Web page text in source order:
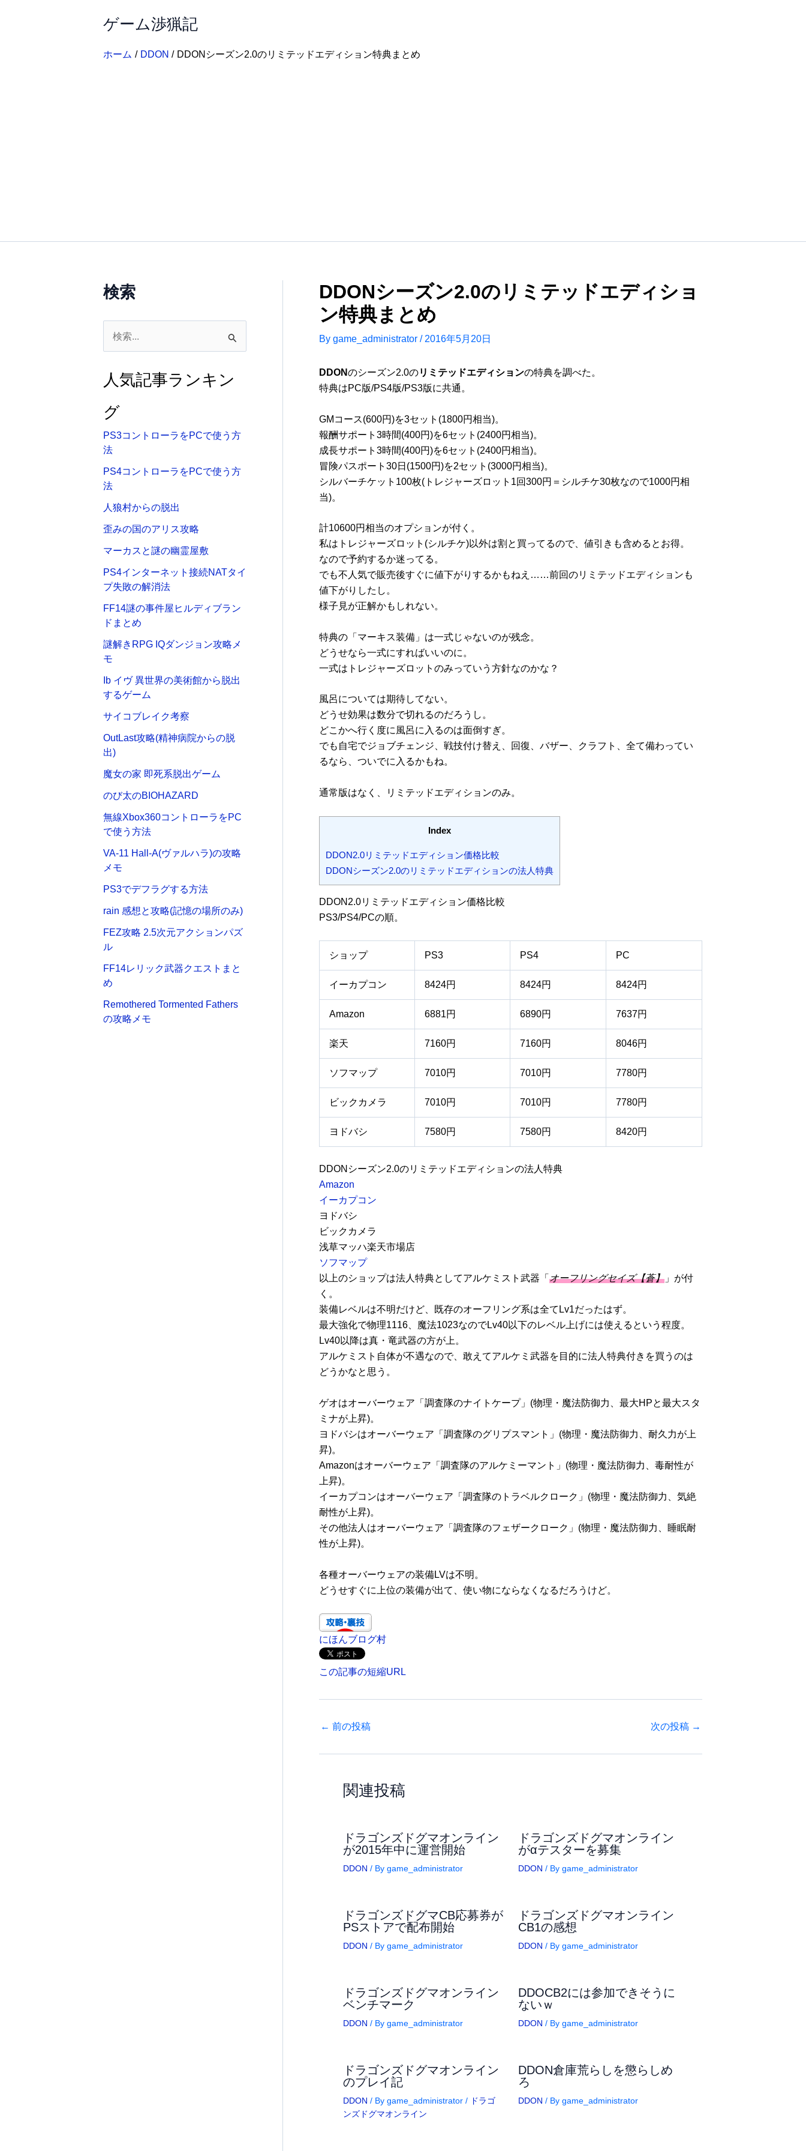
ゲーム渉猟記
ホーム DDON DDONシーズン2.0のリミテッドエディション特典まとめ
検索
象人気記事ランキン
グ
PS3コントローラをPCで使う方
法
PS4コントローラをPCで使う方
法
人狼村からの脱出
歪みの国のアリス攻略
マーカスと謎の幽霊屋敷
PS4インターネット接続NATタイ
プ失敗の解消法
FF14謎の事件屋ヒルディブラン
ドまとめ
謎解きRPG IQダンジョン攻略メ
モ
Ib イヴ 異世界の美術館から脱出
するゲーム
サイコブレイク考察
OutLast攻略(精神病院からの脱
出)
魔女の家 即死系脱出ゲーム
のび太のBIOHAZARD
無線Xbox360コントローラをPC
で使う方法
VA-11 Hall-A(ヴァルハラ)の攻略
メモ
PS3でデフラグする方法
rain 感想と攻略(記憶の場所のみ)
FEZ攻略 2.5次元アクションパズ
ル
FF14レリック武器クエストまと
め
Remothered Tormented Fathers
の攻略メモ
DDONシーズン2.0のリミテッドエディショ
ン特典まとめ
By game_administrator / 2016年5月20日
DDONのシーズン2.0のリミテッドエディションの特典を調べた。
特典はPC版/PS4版/PS3版に共通。
GMコース(600円)を3セット(1800円相当)。
報酬サポート3時間(400円)を6セット(2400円相当)。
成長サポート3時間(400円)を6セット(2400円相当)。
冒険パスポート30日(1500円)を2セット(3000円相当)。
シルバーチケット100枚(トレジャーズロット1回300円＝シルチケ30枚なので1000円相
当)。
計10600円相当のオプションが付く。
私はトレジャーズロット(シルチケ)以外は割と買ってるので、値引きも含めるとお得。
なので予約するか迷ってる。
でも不人気で販売後すぐに値下がりするかもねえ……前回のリミテッドエディションも
値下がりしたし。
様子見が正解かもしれない。
特典の「マーキス装備」は一式じゃないのが残念。
どうせなら一式にすればいいのに。
一式はトレジャーズロットのみっていう方針なのかな？
風呂については期待してない。
どうせ効果は数分で切れるのだろうし。
どこかへ行く度に風呂に入るのは面倒すぎ。
でも自宅でジョブチェンジ、戦技付け替え、回復、バザー、クラフト、全て備わってい
るなら、ついでに入るかもね。
通常版はなく、リミテッドエディションのみ。
Index
DDON2.0リミテッドエディション価格比較
DDONシーズン2.0のリミテッドエディションの法人特典
DDON2.0リミテッドエディション価格比較
PS3/PS4/PCの順。
ショップ PS3 PS4 PC
イーカプコン 8424円 8424円 8424円
Amazon 6881円 6890円 7637円
楽天 7160円 7160円 8046円
ソフマップ 7010円 7010円 7780円
ビックカメラ 7010円 7010円 7780円
ヨドバシ 7580円 7580円 8420円
DDONシーズン2.0のリミテッドエディションの法人特典
Amazon
イーカプコン
ヨドバシ
ビックカメラ
浅草マッハ楽天市場店
ソフマップ
以上のショップは法人特典としてアルケミスト武器「 オーフリングセイズ【蒼】 」が付
く。
装備レベルは不明だけど、既存のオーフリング系は全てLv1だったはず。
最大強化で物理1116、魔法1023なのでLv40以下のレベル上げには使えるという程度。
Lv40以降は真・竜武器の方が上。
アルケミスト自体が不遇なので、敢えてアルケミ武器を目的に法人特典付きを買うのは
どうかなと思う。
ゲオはオーバーウェア「調査隊のナイトケープ」(物理・魔法防御力、最大HPと最大スタ
ミナが上昇)。
ヨドバシはオーバーウェア「調査隊のグリプスマント」(物理・魔法防御力、耐久力が上
昇)。
Amazonはオーバーウェア「調査隊のアルケミーマント」(物理・魔法防御力、毒耐性が
上昇)。
イーカプコンはオーバーウェア「調査隊のトラベルクローク」(物理・魔法防御力、気絶
耐性が上昇)。
その他法人はオーバーウェア「調査隊のフェザークローク」(物理・魔法防御力、睡眠耐
性が上昇)。
各種オーバーウェアの装備LVは不明。
どうせすぐに上位の装備が出て、使い物にならなくなるだろうけど。
にほんブログ村
この記事の短縮URL
← 前の投稿 次の投稿 →
関連投稿
ドラゴンズドグマオンライン
が2015年中に運営開始
DDON / By game_administrator
ドラゴンズドグマオンライン
がαテスターを募集
DDON / By game_administrator
ドラゴンズドグマCB応募券が
PSストアで配布開始
DDON / By game_administrator
ドラゴンズドグマオンライン
CB1の感想
DDON / By game_administrator
ドラゴンズドグマオンライン
ベンチマーク
DDON / By game_administrator
DDOCB2には参加できそうに
ないｗ
DDON / By game_administrator
ドラゴンズドグマオンライン
のプレイ記
DDON / By game_administrator / ドラゴ
ンズドグマオンライン
DDON倉庫荒らしを懲らしめ
ろ
DDON / By game_administrator